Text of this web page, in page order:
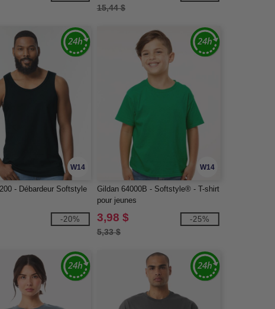
15,44 $
W14
- Débardeur Softstyle
-20%
W14
Gildan 64000B - Softstyle® - T-shirt
pour jeunes
3,98 $
5,33 $
-25%